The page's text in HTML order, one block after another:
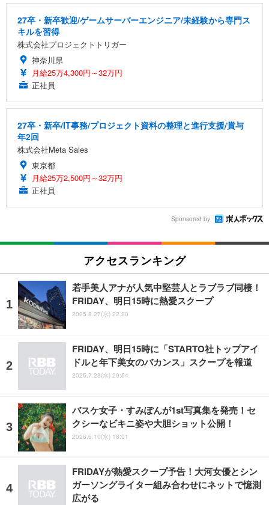
27卒・新卒歓迎/ゲームサーバーエンジニア/未経験から専門ス
キルを習得
株式会社プロジェクトトリガー
神奈川県
月給25万4,300円～32万円
正社員
27卒・新卒/IT事務/プロジェクト資料の整理と進行支援/賞与
年2回
株式会社Meta Sales
東京都
月給25万2,500円～32万円
正社員
Sponsored by
アクセスランキング
若手美人アナが人気中堅芸人とラブラブ同棲！
FRIDAY、明日15時に熱愛スクープ
2025.8.27(水) 22:20
FRIDAY、明日15時に「STARTO社トップアイ
ドルと年下美女のバカンス」スクープを報道
2025.7.23(水) 20:54
バスケ女子・すみぽんが1st写真集を発売！セ
クシーなビキニ姿や大胆ショット公開！
2026.6.10(水) 18:01
FRIDAYが熱愛スクープ予告！大河女優とシン
ガーソングライター組み合わせにネットで憶測
広がる